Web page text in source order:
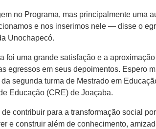
no Programa, mas principalmente uma
e nos inserimos nele — disse o
Unochapecó.
uma grande satisfação e a
egressos em seus depoimentos. Espero
segunda turma de Mestrado em
Educação (CRE) de Joaçaba.
contribuir para a transformação social
e construir além de conhecimento,